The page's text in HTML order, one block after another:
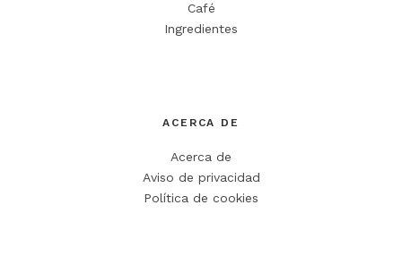
Café
Ingredientes
ACERCA DE
Acerca de
Aviso de privacidad
Política de cookies